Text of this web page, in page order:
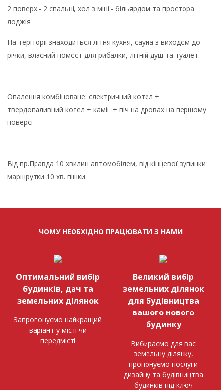
2 поверх - 2 спальні, хол з міні - більярдом та простора
лоджія
На теріторіі знаходиться літня кухня, сауна з виходом до
річки, власний помост для рибалки, літній душ та туалет.
Опалення комбіноване: єлектричний котел +
твердопаливний котел + камін + піч на дровах на першому
поверсі
Від пр.Правда 10 хвилин автомобілем, від кінцевої зупинки
маршрутки 10 хв. пішки
ЧОМУ НЕОБХІДНО ПРАЦЮВАТИ З НАМИ
Оптимальний вибір
будинків, дач та
земельних ділянок
Запропонуємо найкращий
варіант у місті чи
передмісті
Великий вибір
земельних ділянок
для будівництва
вашого нового
будинку
Вибираємо для вас
земельну ділянку,
пропонуємо послуги
дизайну та будівництва
будинків під ключ